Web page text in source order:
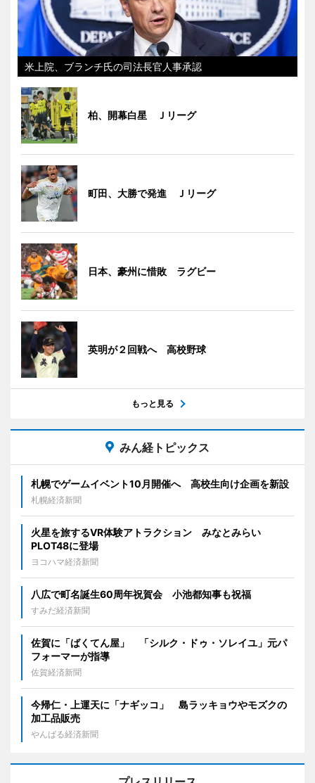
米上院、ブランチ氏の司法長官人事承認
柏、開幕白星 Ｊリーグ
町田、大勝で発進 Ｊリーグ
日本、豪州に惜敗 ラグビー
英明が２回戦へ 高校野球
もっと見る
みん経トピックス
札幌でゲームイベント10月開催へ 高校生向け企画を新設
札幌経済新聞
火星を旅するVR体験アトラクション みなとみらい
PLOT48に登場
ヨコハマ経済新聞
八広で町名誕生60周年祝賀会 小池都知事も祝福
すみだ経済新聞
佐賀に「ばくてん屋」 「シルク・ドゥ・ソレイユ」元パ
フォーマーが指導
佐賀経済新聞
今帰仁・上運天に「ナギッコ」 島ラッキョウやモズクの
加工品販売
やんばる経済新聞